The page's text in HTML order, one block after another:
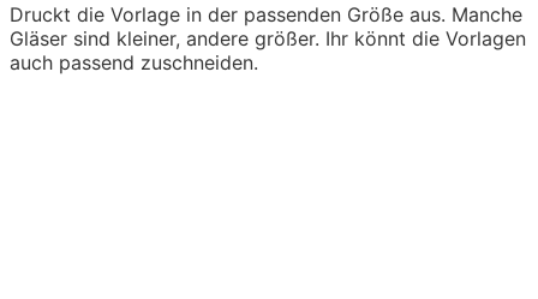
Druckt die Vorlage in der passenden Größe aus. Manche
Gläser sind kleiner, andere größer. Ihr könnt die Vorlagen
auch passend zuschneiden.